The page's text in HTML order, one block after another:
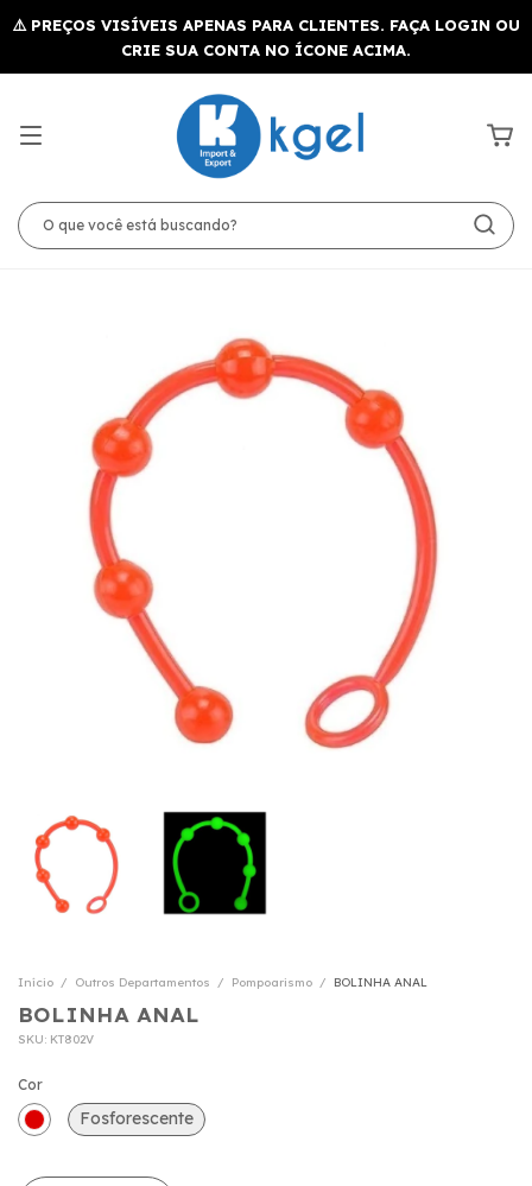
Início / Outros Departamentos / Pompoarismo / BOLINHA ANAL
BOLINHA ANAL
SKU: KT802V
Cor
Fosforescente